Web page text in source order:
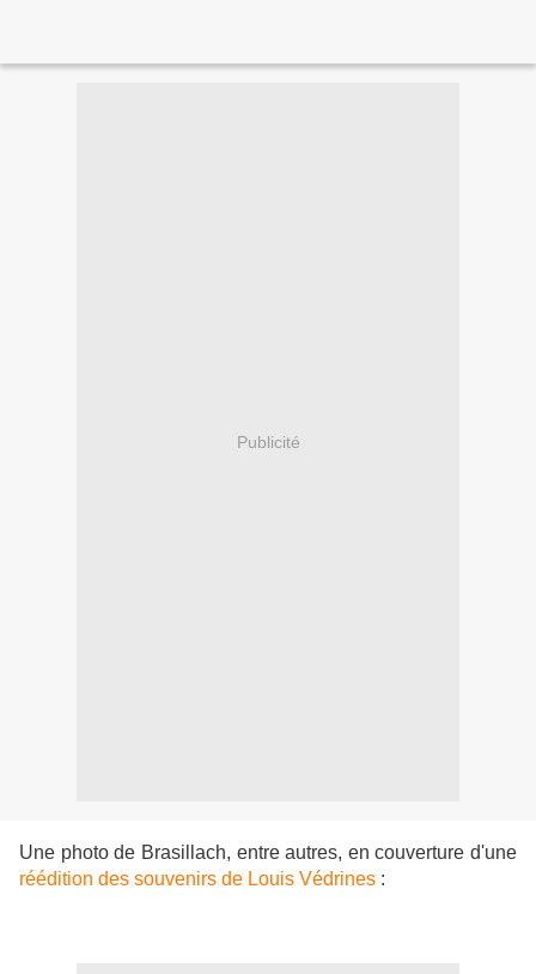
Publicité
Une photo de Brasillach, entre autres, en couverture d'une
réédition des souvenirs de Louis Védrines :